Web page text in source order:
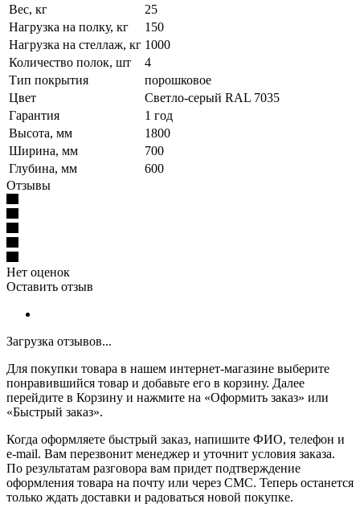
Вес, кг
25
Нагрузка на полку, кг
150
Нагрузка на стеллаж, кг 1000
Количество полок, шт
4
Тип покрытия
порошковое
Цвет
Светло-серый RAL 7035
Гарантия
1 год
Высота, мм
1800
Ширина, мм
700
Глубина, мм
600
Отзывы
Нет оценок
Оставить отзыв
Загрузка отзывов...
Для покупки товара в нашем интернет-магазине выберите
понравившийся товар и добавьте его в корзину. Далее
перейдите в Корзину и нажмите на «Оформить заказ» или
«Быстрый заказ».
Когда оформляете быстрый заказ, напишите ФИО, телефон и
e-mail. Вам перезвонит менеджер и уточнит условия заказа.
По результатам разговора вам придет подтверждение
оформления товара на почту или через СМС. Теперь останется
только ждать доставки и радоваться новой покупке.